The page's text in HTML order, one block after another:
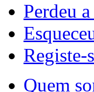
Perdeu
Registe-
Quem